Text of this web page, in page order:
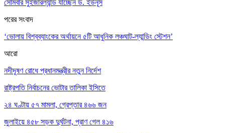
সোমবার সুইজারল্যান্ড যাচ্ছেন ড. ইউনূস
পরের সংবাদ
‘ভোলায় বিশ্বব্যাংকের অর্থায়নে ৫টি আধুনিক লঞ্চঘাট-ল্যান্ডিং স্টেশন’
আরো
নদীদূষণ রোধে প্রধানমন্ত্রীর নতুন নির্দেশ
রাষ্ট্রপতি নির্বাচনের ভোটার তালিকা ইসিতে
২৪ ঘণ্টায় ৫৭ মামলা, গ্রেপ্তার ৪৬৬ জন
জুলাইয়ে ৪৫৮ সড়ক দুর্ঘটনা, প্রাণ গেল ৪১৬